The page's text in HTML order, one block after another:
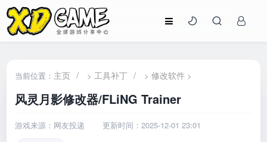
当前位置： 主页 / >工具补丁 / >修改软件 >
风灵月影修改器/FLiNG Trainer
游戏来源：网友投递 更新时间：2025-12-01 23:01